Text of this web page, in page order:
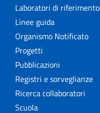
Laboratori di riferimento
Linee guida
Organismo Notificato
Progetti
Pubblicazioni
Registri e sorveglianze
Ricerca collaboratori
Scuola